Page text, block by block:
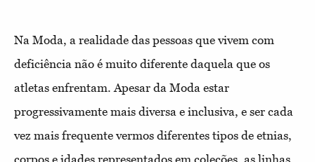
Na Moda, a realidade das pessoas que vivem com
deficiência não é muito diferente daquela que os
atletas enfrentam. Apesar da Moda estar
progressivamente mais diversa e inclusiva, e ser cada
vez mais frequente vermos diferentes tipos de etnias,